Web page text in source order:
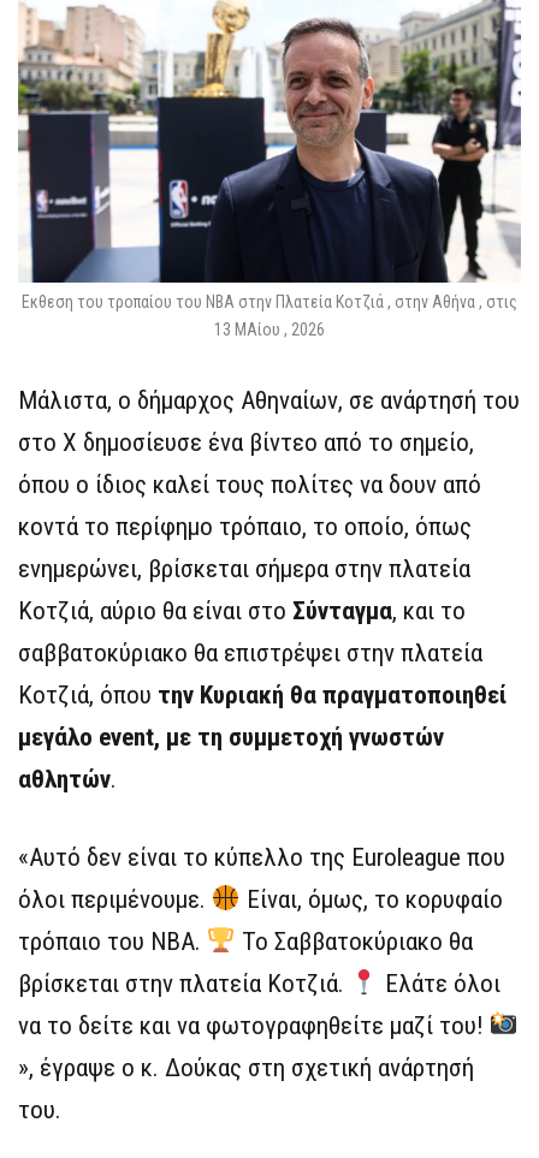
Εκθεση του τροπαίου του NBA στην Πλατεία Κοτζιά , στην Αθήνα , στις
13 ΜΑίου , 2026
Μάλιστα, ο δήμαρχος Αθηναίων, σε ανάρτησή του
στο Χ δημοσίευσε ένα βίντεο από το σημείο,
όπου ο ίδιος καλεί τους πολίτες να δουν από
κοντά το περίφημο τρόπαιο, το οποίο, όπως
ενημερώνει, βρίσκεται σήμερα στην πλατεία
Κοτζιά, αύριο θα είναι στο Σύνταγμα, και το
σαββατοκύριακο θα επιστρέψει στην πλατεία
Κοτζιά, όπου την Κυριακή θα πραγματοποιηθεί
μεγάλο event, με τη συμμετοχή γνωστών
αθλητών.
«Αυτό δεν είναι το κύπελλο της Euroleague που
όλοι περιμένουμε.
Είναι, όμως, το κορυφαίο
τρόπαιο του NBA.
Το Σαββατοκύριακο θα
βρίσκεται στην πλατεία Κοτζιά.
Ελάτε όλοι
να το δείτε και να φωτογραφηθείτε μαζί του!
», έγραψε ο κ. Δούκας στη σχετική ανάρτησή
του.